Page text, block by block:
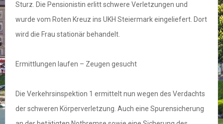
Sturz. Die Pensionistin erlitt schwere Verletzungen und
wurde vom Roten Kreuz ins UKH Steiermark eingeliefert. Dort
wird die Frau stationär behandelt.
Ermittlungen laufen – Zeugen gesucht
Die Verkehrsinspektion 1 ermittelt nun wegen des Verdachts
der schweren Körperverletzung. Auch eine Spurensicherung